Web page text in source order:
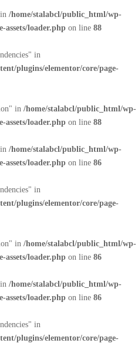
/home/stalabcl/public_html/wp-
assets/loader.php on line 88
in
plugins/elementor/core/page-
in /home/stalabcl/public_html/wp-
assets/loader.php on line 88
/home/stalabcl/public_html/wp-
assets/loader.php on line 86
in
plugins/elementor/core/page-
in /home/stalabcl/public_html/wp-
assets/loader.php on line 86
/home/stalabcl/public_html/wp-
assets/loader.php on line 86
in
plugins/elementor/core/page-